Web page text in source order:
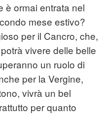
è ormai entrata nel
mese estivo?
per il Cancro, che,
vivere delle belle
un ruolo di
per la Vergine,
vivrà un bel
per quanto